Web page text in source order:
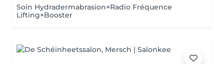
Soin Hydradermabrasion+Radio Fréquence
Lifting+Booster